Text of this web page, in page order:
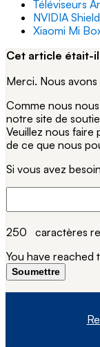
Téléviseurs
NVIDIA Shield
Xiaomi Mi
Cet article était-
Merci. Nous
Comme nous
notre site de
Veuillez nous faire
de ce que nous
Si vous avez
250 caractères
You have reached
Soumettre